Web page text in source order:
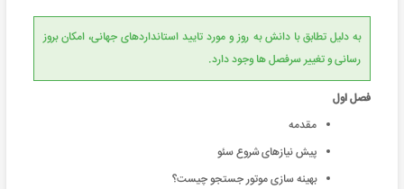
به دلیل تطابق با دانش به روز و مورد تایید استانداردهای جهانی، امکان بروز
رسانی و تغییر سرفصل ها وجود دارد.
فصل اول
مقدمه
پیش نیازهای شروع سئو
بهینه سازی موتور جستجو چیست؟